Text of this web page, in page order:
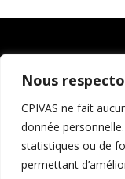
Nous
CPIVAS ne fait
donnée
statistiques ou de
permettant